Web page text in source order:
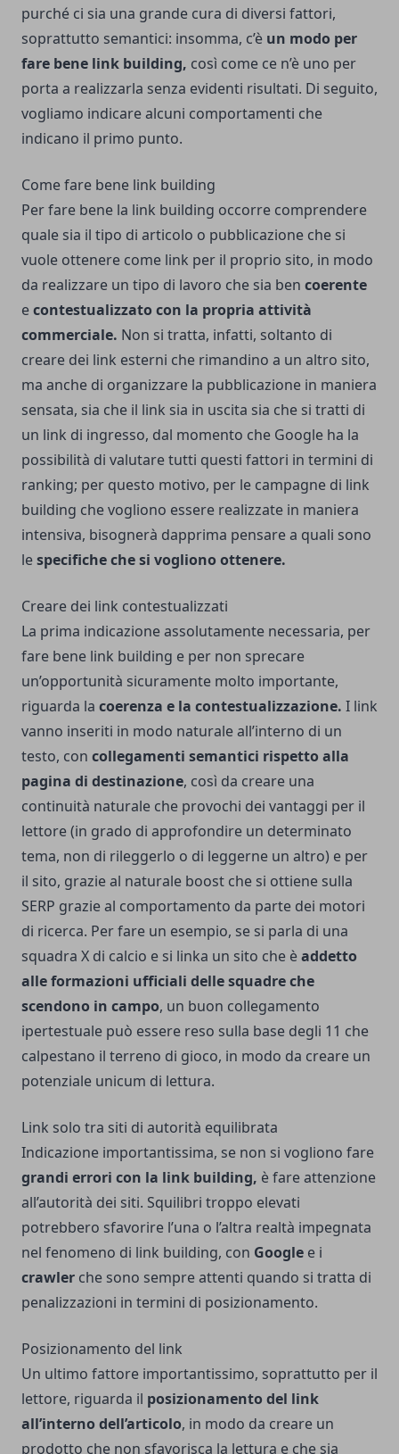
purché ci sia una grande cura di diversi fattori,
soprattutto semantici: insomma, c’è un modo per
fare bene link building, così come ce n’è uno per
porta a realizzarla senza evidenti risultati. Di seguito,
vogliamo indicare alcuni comportamenti che
indicano il primo punto.
Come fare bene link building
Per fare bene la link building occorre comprendere
quale sia il tipo di articolo o pubblicazione che si
vuole ottenere come link per il proprio sito, in modo
da realizzare un tipo di lavoro che sia ben coerente
econtestualizzato con la propria attività
commerciale. Non si tratta, infatti, soltanto di
creare dei link esterni che rimandino a un altro sito,
ma anche di organizzare la pubblicazione in maniera
sensata, sia che il link sia in uscita sia che si tratti di
un link di ingresso, dal momento che Google ha la
possibilità di valutare tutti questi fattori in termini di
ranking; per questo motivo, per le campagne di link
building che vogliono essere realizzate in maniera
intensiva, bisognerà dapprima pensare a quali sono
lespecifiche che si vogliono ottenere.
Creare dei link contestualizzati
La prima indicazione assolutamente necessaria, per
fare bene link building e per non sprecare
un’opportunità sicuramente molto importante,
riguarda la coerenza e la contestualizzazione. I link
vanno inseriti in modo naturale all’interno di un
testo, con collegamenti semantici rispetto alla
pagina di destinazione, così da creare una
continuità naturale che provochi dei vantaggi per il
lettore (in grado di approfondire un determinato
tema, non di rileggerlo o di leggerne un altro) e per
il sito, grazie al naturale boost che si ottiene sulla
SERP grazie al comportamento da parte dei motori
di ricerca. Per fare un esempio, se si parla di una
squadra X di calcio e si linka un sito che èaddetto
alle formazioni ufficiali delle squadre che
scendono in campo, un buon collegamento
ipertestuale può essere reso sulla base degli 11 che
calpestano il terreno di gioco, in modo da creare un
potenziale unicum di lettura.
Link solo tra siti di autorità equilibrata
Indicazione importantissima, se non si vogliono fare
grandi errori con la link building, è fare attenzione
all’autorità dei siti. Squilibri troppo elevati
potrebbero sfavorire l’una o l’altra realtà impegnata
nel fenomeno di link building, con Google e i
crawler che sono sempre attenti quando si tratta di
penalizzazioni in termini di posizionamento.
Posizionamento del link
Un ultimo fattore importantissimo, soprattutto per il
lettore, riguarda il posizionamento del link
all’interno dell’articolo, in modo da creare un
prodotto che non sfavorisca la lettura e che sia